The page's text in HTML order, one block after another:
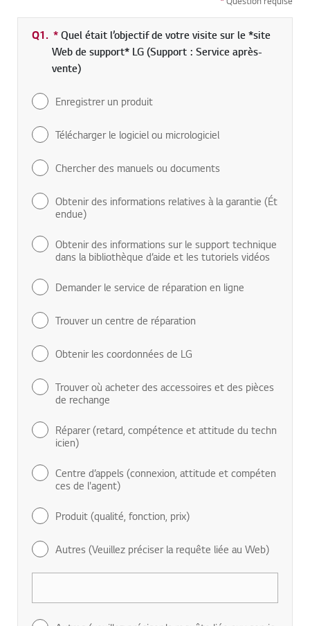
Question requise
Q1. champs obligatoires
Quel était l’objectif de votre visite sur le *site
Web de support* LG (Support : Service après-
vente)
Enregistrer un produit
Télécharger le logiciel ou micrologiciel
Chercher des manuels ou documents
Obtenir des informations relatives à la garantie (Ét
endue)
Obtenir des informations sur le support technique
dans la bibliothèque d’aide et les tutoriels vidéos
Demander le service de réparation en ligne
Trouver un centre de réparation
Obtenir les coordonnées de LG
Trouver où acheter des accessoires et des pièces
de rechange
Réparer (retard, compétence et attitude du techn
icien)
Centre d’appels (connexion, attitude et compéten
ces de l'agent)
Produit (qualité, fonction, prix)
Autres (Veuillez préciser la requête liée au Web)